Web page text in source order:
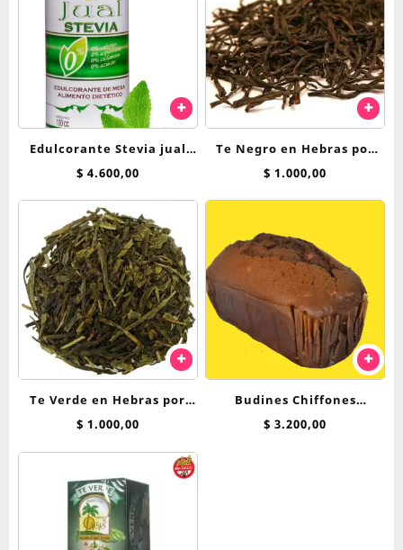
Edulcorante Stevia jual
125cc liquida
$ 4.600,00
Te Negro en Hebras por
100 Grs
$ 1.000,00
Te Verde en Hebras por
100 Grs
$ 1.000,00
Budines Chiffones
Breadnet 250 Grs
$ 3.200,00